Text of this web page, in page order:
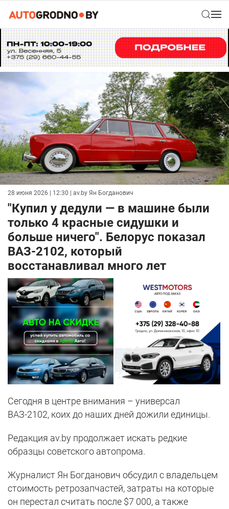
28 июня 2026 | 12:30 | av.by Ян Богданович
"Купил у дедули — в машине были
только 4 красные сидушки и
больше ничего". Белорус показал
ВАЗ-2102, который
восстанавливал много лет
Сегодня в центре внимания – универсал
ВАЗ-2102, коих до наших дней дожили единицы.
Редакция av.by продолжает искать редкие
образцы советского автопрома.
Журналист Ян Богданович обсудил с владельцем
стоимость ретрозапчастей, затраты на которые
он перестал считать после $7 000, а также